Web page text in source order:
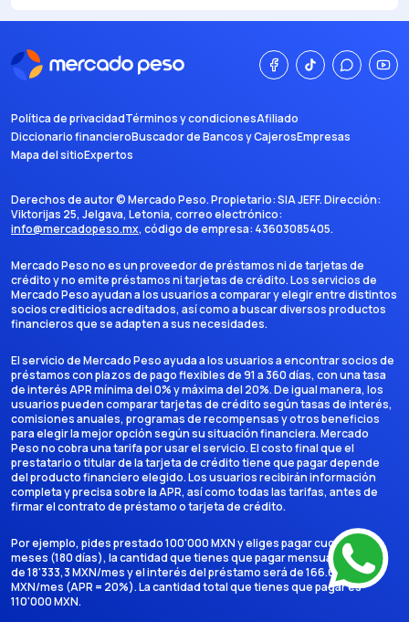
Política de privacidadTérminos y condicionesAfiliado
Diccionario financieroBuscador de Bancos y CajerosEmpresas
Mapa del sitioExpertos
Derechos de autor ©Mercado Peso. Propietario:SIA JEFF. Dirección:
Viktorijas 25, Jelgava, Letonia, correo electrónico:
info@mercadopeso.mx, código de empresa: 43603085405.
Mercado Peso no es un proveedor de préstamos ni de tarjetas de
crédito y no emite préstamos ni tarjetas de crédito. Los servicios de
Mercado Peso ayudan a los usuarios a comparar y elegir entre distintos
socios crediticios acreditados, así como a buscar diversos productos
financieros que se adapten a sus necesidades.
El servicio de Mercado Peso ayuda a los usuarios a encontrar socios de
préstamos con plazos de pago flexibles de 91 a 360 días, con una tasa
de interés APR mínima del 0% y máxima del 20%. De igual manera, los
usuarios pueden comparar tarjetas de crédito según tasas de interés,
comisiones anuales, programas de recompensas y otros beneficios
para elegir la mejor opción según su situación financiera. Mercado
Peso no cobra una tarifa por usar el servicio. El costo final que el
prestatario o titular de la tarjeta de crédito tiene que pagar depende
del producto financiero elegido. Los usuarios recibirán información
completa y precisa sobre la APR, así como todas las tarifas, antes de
firmar el contrato de préstamo o tarjeta de crédito.
Por ejemplo, pides prestado 100'000 MXN y eliges pagar cuotas en 6
meses (180 días), la cantidad que tienes que pagar mensualmente es
de 18'333,3 MXN/mes y el interés del préstamo será de 166.666,7
MXN/mes (APR = 20%). La cantidad total que tienes que pagar es
110'000 MXN.